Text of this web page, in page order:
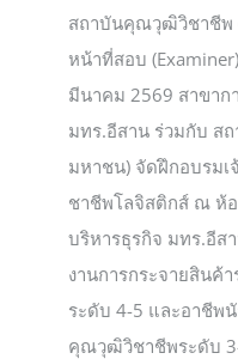
สถาบันคุณวุฒิวิชาชีพ
หน้าที่สอบ
มีนาคม 2569 สาขาก
มทร.อีสาน ร่วมกับ ส
มหาชน) จัดฝึกอบรมเ
ชาชีพโลจิสติกส์ ณ ห้
บริหารธุรกิจ มทร.อี
งานการกระจายสินค้
ระดับ 4-5 และอาชีพ
คุณวุฒิวิชาชีพระดับ